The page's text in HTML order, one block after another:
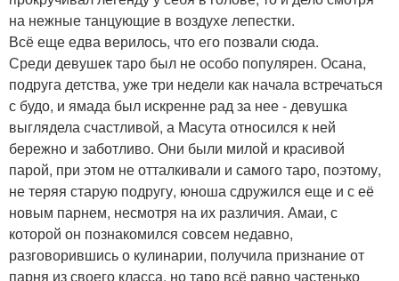
на нежные танцующие в воздухе лепестки.
Всё еще едва верилось, что его позвали сюда.
Среди девушек таро был не особо популярен. Осана,
подруга детства, уже три недели как начала встречаться
с будо, и ямада был искренне рад за нее - девушка
выглядела счастливой, а Масута относился к ней
бережно и заботливо. Они были милой и красивой
парой, при этом не отталкивали и самого таро, поэтому,
не теряя старую подругу, юноша сдружился еще и с её
новым парнем, несмотря на их различия. Амаи, с
которой он познакомился совсем недавно,
разговорившись о кулинарии, получила признание от
парня из своего класса, но таро всё равно частенько